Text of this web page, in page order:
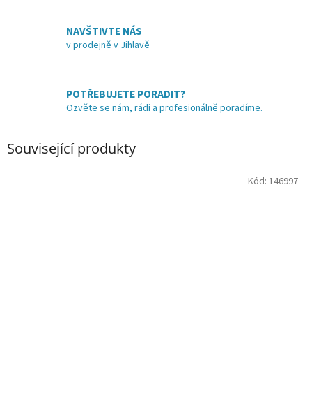
NAVŠTIVTE NÁS
v prodejně v Jihlavě
POTŘEBUJETE PORADIT?
Ozvěte se nám, rádi a profesionálně poradíme.
Související produkty
Kód: 146997